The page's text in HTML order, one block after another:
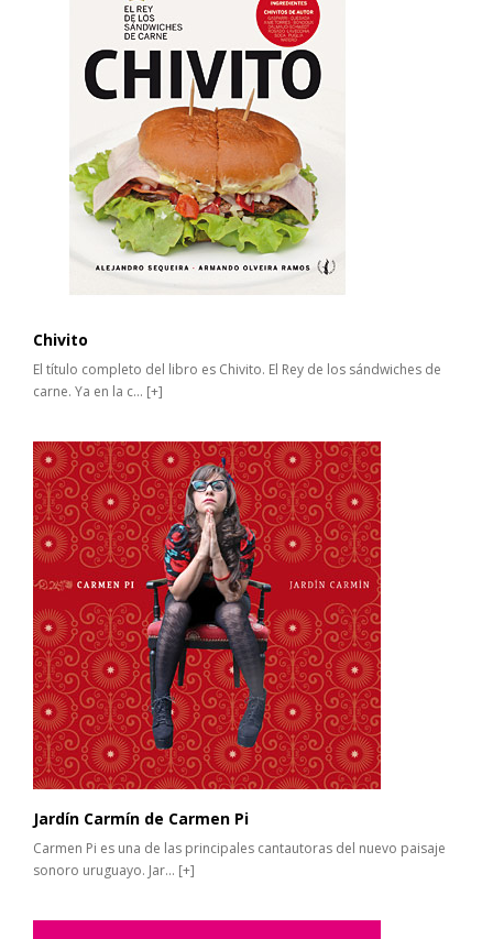
Chivito
El título completo del libro es Chivito. El Rey de los sándwiches de
carne. Ya en la c... [+]
Jardín Carmín de Carmen Pi
Carmen Pi es una de las principales cantautoras del nuevo paisaje
sonoro uruguayo. Jar... [+]